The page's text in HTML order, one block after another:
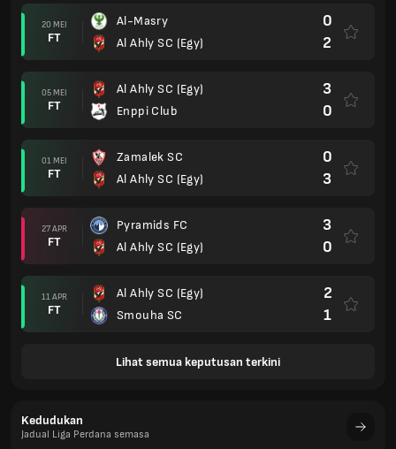
20 MEI
FT
Al-Masry
Al Ahly SC (Egy)
0
2
05 MEI
FT
Al Ahly SC (Egy)
Enppi Club
3
0
01 MEI
FT
Zamalek SC
Al Ahly SC (Egy)
0
3
27 APR
FT
Pyramids FC
Al Ahly SC (Egy)
3
0
11 APR
FT
Al Ahly SC (Egy)
Smouha SC
2
1
Lihat semua keputusan terkini
Kedudukan
Jadual Liga Perdana semasa